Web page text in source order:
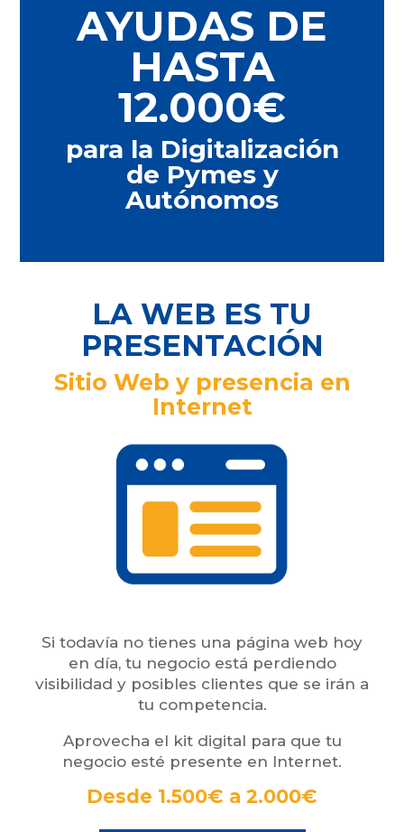
AYUDAS DE
HASTA
12.000€
para la Digitalización
de Pymes y
Autónomos
LA WEB ES TU
PRESENTACIÓN
Sitio Web y presencia en
Internet
Si todavía no tienes una página web hoy
en día, tu negocio está perdiendo
visibilidad y posibles clientes que se irán a
tu competencia.
Aprovecha el kit digital para que tu
negocio esté presente en Internet.
Desde 1.500€ a 2.000€